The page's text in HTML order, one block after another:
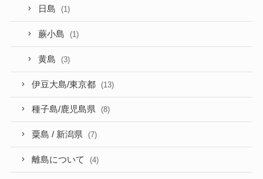
日島 (1)
蕨小島 (1)
黄島 (3)
伊豆大島/東京都 (13)
種子島/鹿児島県 (8)
粟島 / 新潟県 (7)
離島について (4)